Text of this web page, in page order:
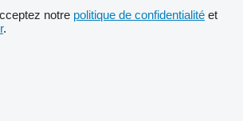
notre politique de confidentialité et
.